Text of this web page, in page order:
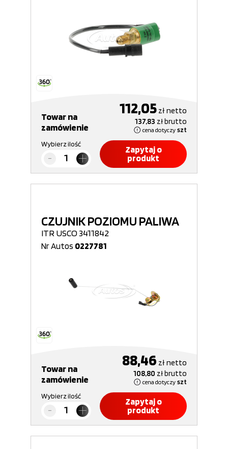
Towar na
zamówienie
112,05 złnetto
137,83 złbrutto
cena dotyczy szt
Wybierz ilość
Zapytaj o
produkt
CZUJNIK POZIOMU PALIWA
ITR USCO 3411842
Nr Autos 0227781
Towar na
zamówienie
88,46 złnetto
108,80 złbrutto
cena dotyczy szt
Wybierz ilość
Zapytaj o
produkt